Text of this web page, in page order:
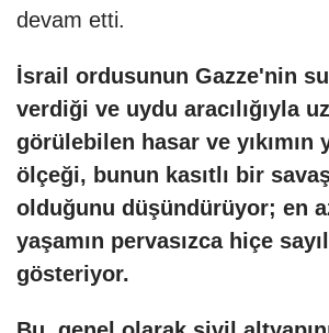
devam etti.
İsrail ordusunun Gazze'nin su
verdiği ve uydu aracılığıyla
görülebilen hasar ve yıkımın
ölçeği, bunun kasıtlı bir
olduğunu düşündürüyor; en
yaşamın pervasızca hiçe
gösteriyor.